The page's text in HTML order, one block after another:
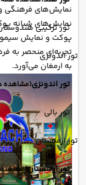
تور ترکیبی
تور اندونزی
تور اندونزی(مشاهده
تور بالی
تور ارمنستان
تور ارمنستان
نمایش‌های فرهنگی
نمایش‌های شبانه
پوکت و نمایش
تجربه‌ای منحصر به
به ارمغان می‌آورد.